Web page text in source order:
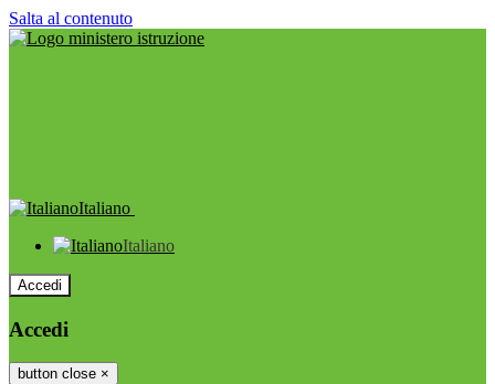
Salta al contenuto
Italiano
Italiano
Accedi
Accedi
button close ×